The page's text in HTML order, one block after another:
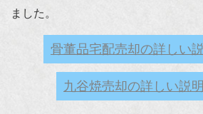
ました。
骨董品宅配売却の詳しい
九谷焼売却の詳しい説